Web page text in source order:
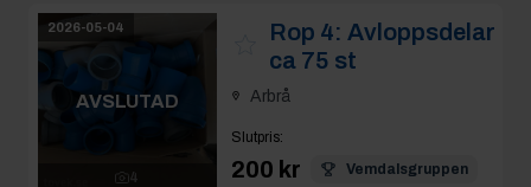
2026-05-04
AVSLUTAD
4
Rop 4: Avloppsdelar
ca 75 st
Arbrå
Slutpris:
200 kr Vemdalsgruppen